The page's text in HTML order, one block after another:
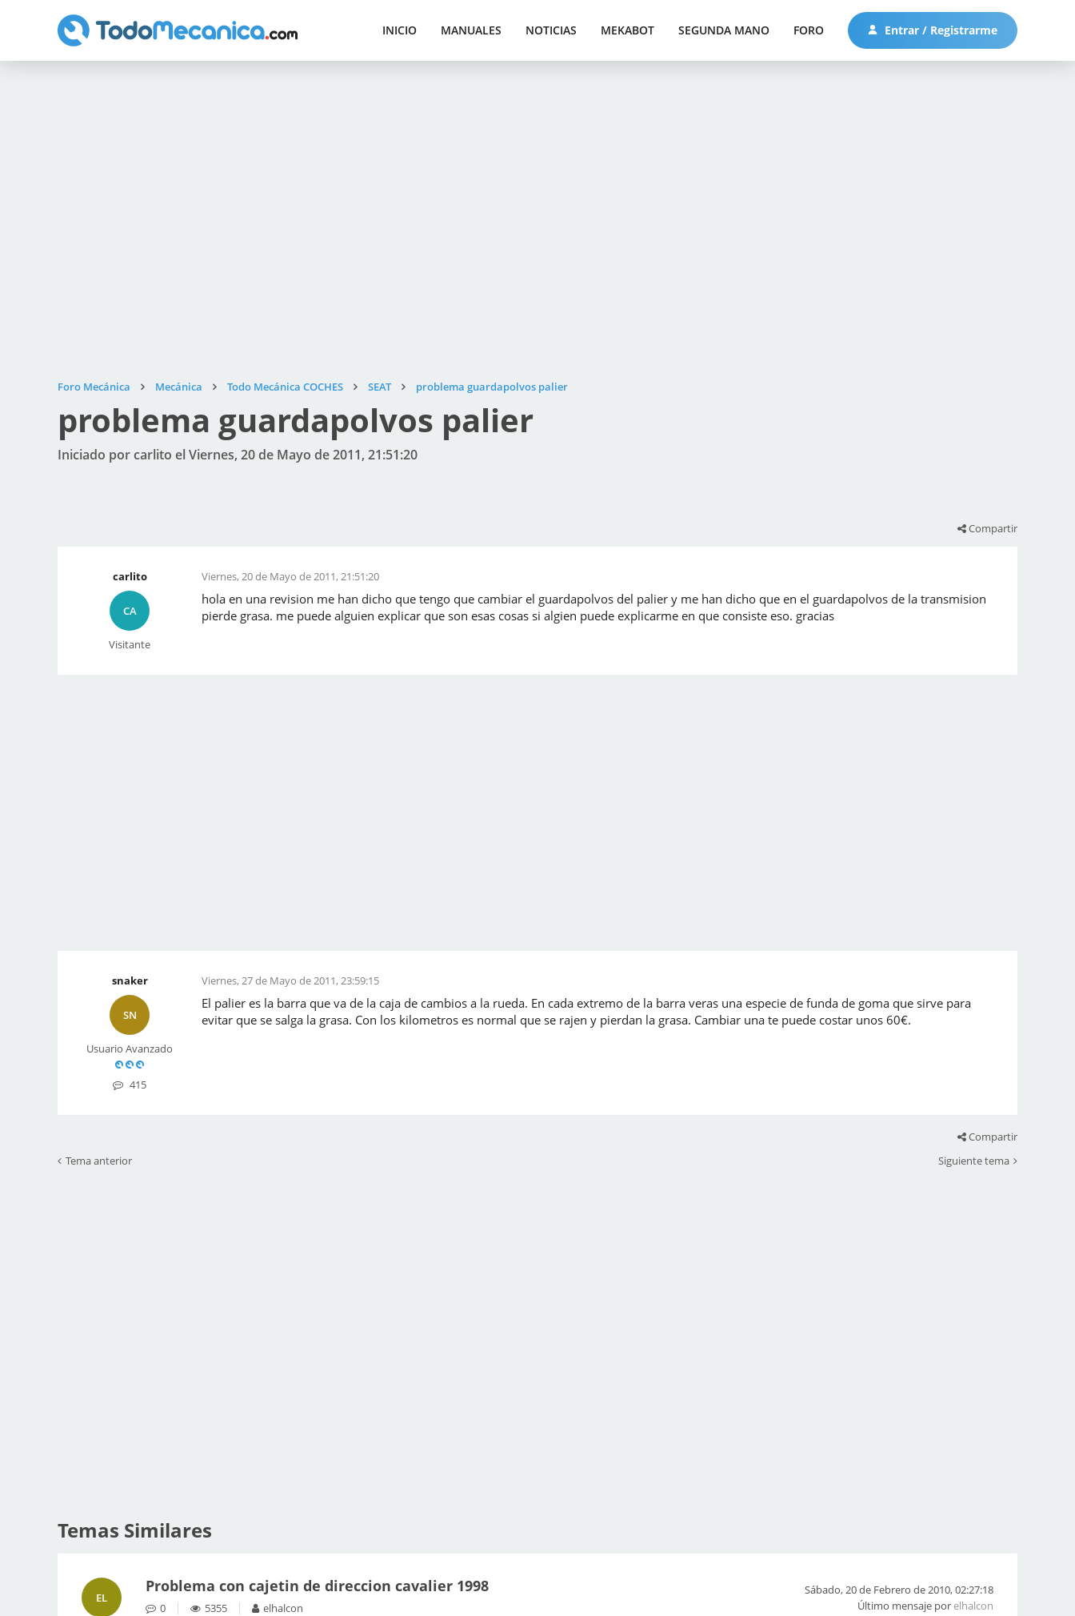
INICIO MANUALES NOTICIAS MEKABOT SEGUNDA MANO FORO Entrar / Registrarme
Foro Mecánica Mecánica Todo Mecánica COCHES SEAT problema guardapolvos palier
problema guardapolvos palier
Iniciado por carlito el Viernes, 20 de Mayo de 2011, 21:51:20
Compartir
carlito
CA
Visitante
Viernes, 20 de Mayo de 2011, 21:51:20
hola en una revision me han dicho que tengo que cambiar el guardapolvos del palier y me han dicho que en el guardapolvos de la transmision
pierde grasa. me puede alguien explicar que son esas cosas si algien puede explicarme en que consiste eso. gracias
snaker
SN
Usuario Avanzado
415
Viernes, 27 de Mayo de 2011, 23:59:15
El palier es la barra que va de la caja de cambios a la rueda. En cada extremo de la barra veras una especie de funda de goma que sirve para
evitar que se salga la grasa. Con los kilometros es normal que se rajen y pierdan la grasa. Cambiar una te puede costar unos 60€.
Compartir
Tema anterior
Siguiente tema
Temas Similares
EL
Problema con cajetin de direccion cavalier 1998
0 5355 elhalcon
Sábado, 20 de Febrero de 2010, 02:27:18
Último mensaje porelhalcon